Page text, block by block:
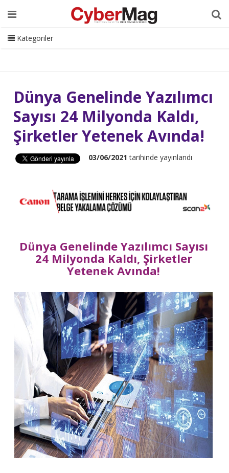
Ana Sayfa Hakkımızda Dergi Editörden
Danışmanlık
ISC Turkey Sizden Gelenler
İletişim
CyberMag Logo
Kategoriler
Dünya Genelinde Yazılımcı
Sayısı 24 Milyonda Kaldı,
Şirketler Yetenek Avında!
03/06/2021 tarihinde yayınlandı
Dünya Genelinde Yazılımcı Sayısı
24 Milyonda Kaldı, Şirketler
Yetenek Avında!